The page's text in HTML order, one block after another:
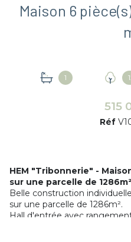
Maison 6 pièce(s) 4 chambre(s) 130
1
515
Réf
HEM "Tribonnerie" -
sur une parcelle de 1286m²
Belle construction
sur une parcelle de 1286m².
Hall d'entrée avec